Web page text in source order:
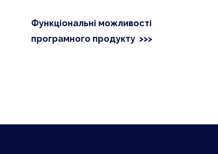
Функціональні можливості
програмного продукту >>>